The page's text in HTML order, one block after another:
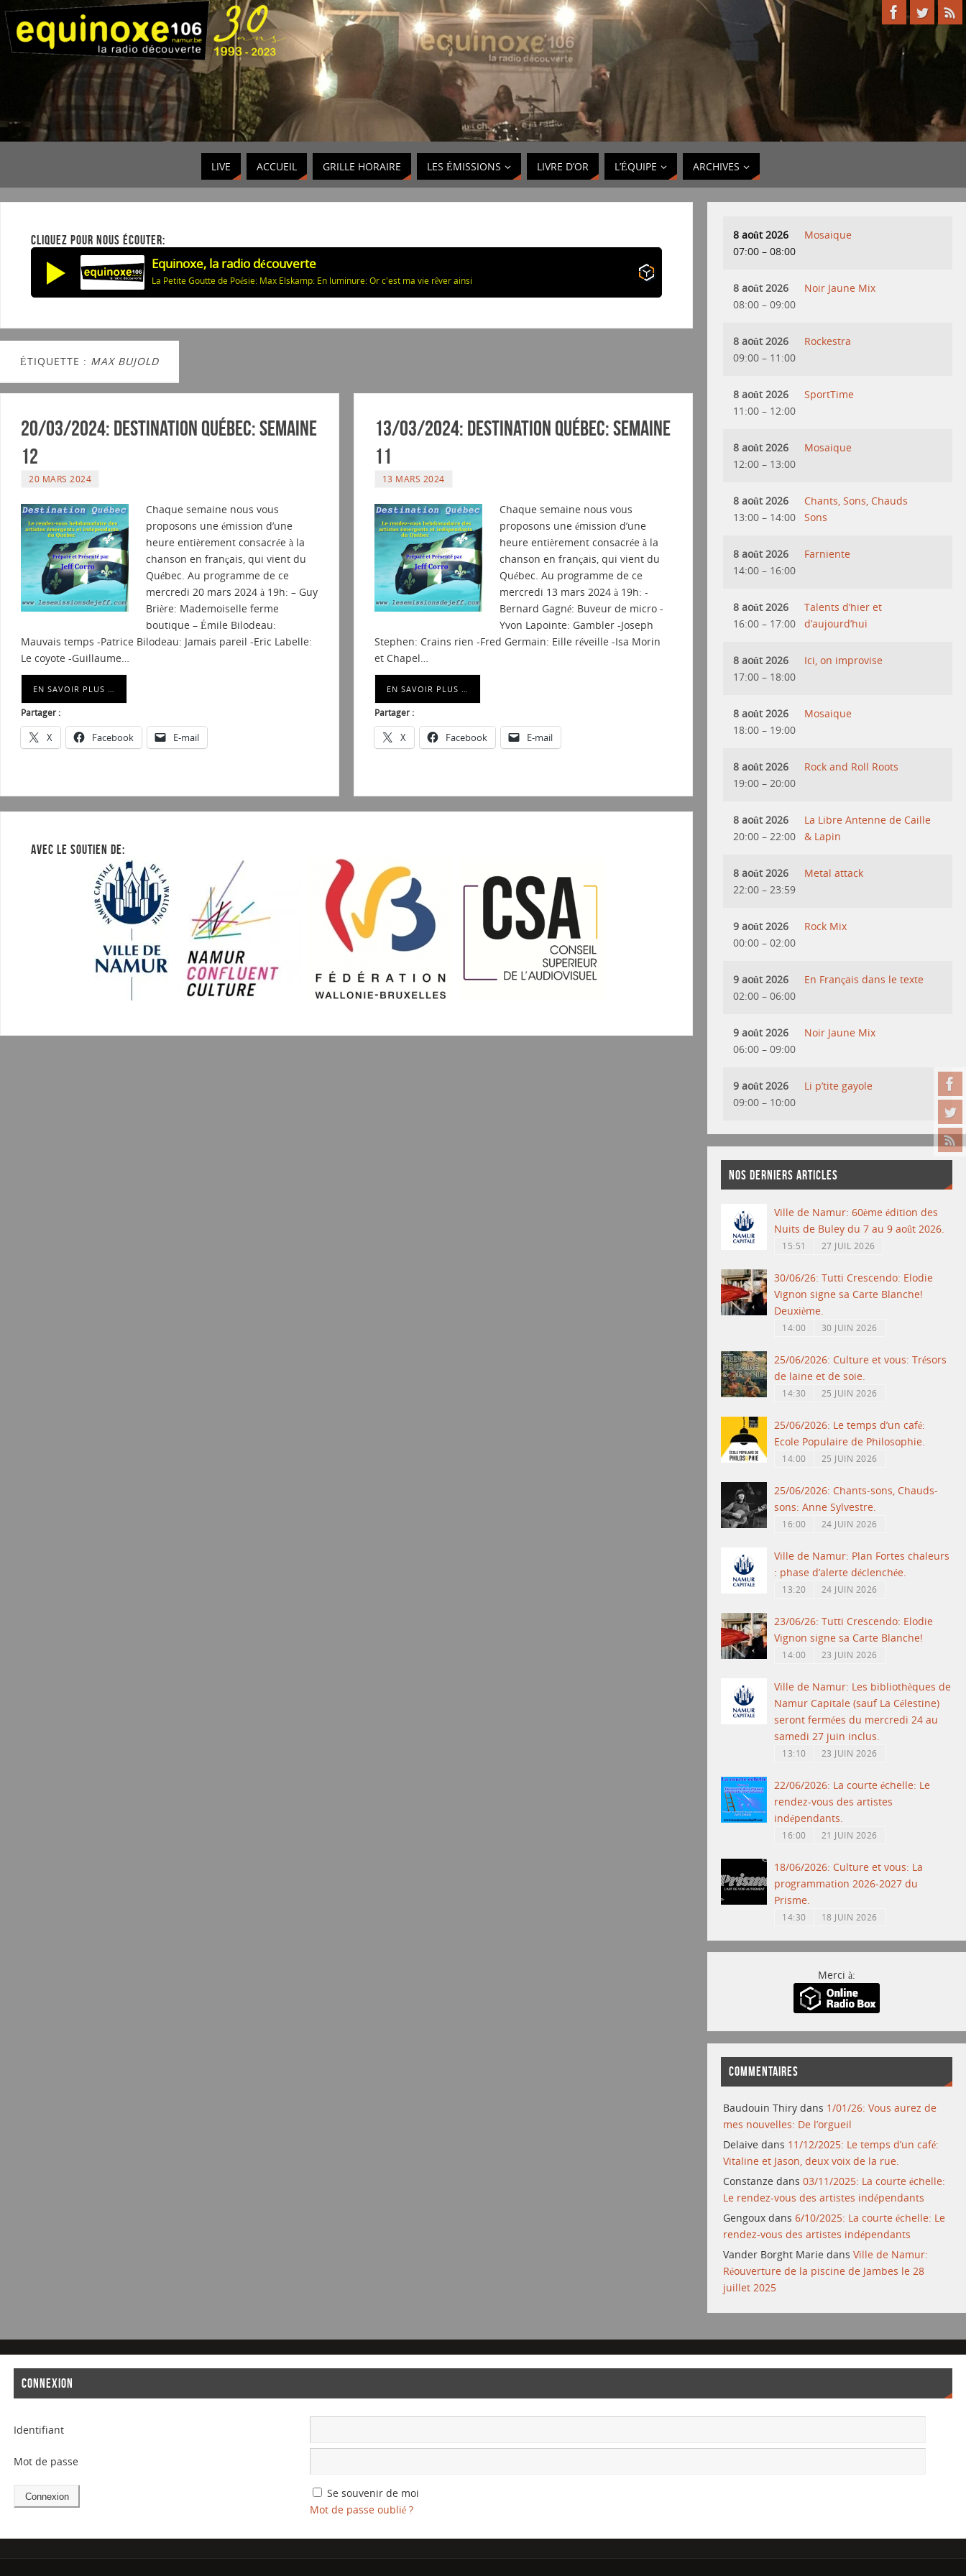
LIVE ACCUEIL GRILLE HORAIRE LES ÉMISSIONS LIVRE D’OR L’ÉQUIPE ARCHIVES
CLIQUEZ POUR NOUS ÉCOUTER:
Equinoxe, la radio découverte
La Petite Goutte de Poésie: Max Elskamp: En luminure: Or c'est ma vie rêver ainsi
ÉTIQUETTE : MAX BUJOLD
20/03/2024: Destination Québec: semaine
12
20 MARS 2024
Chaque semaine nous vous
proposons une émission d’une
heure entièrement consacrée à la
chanson en français, qui vient du
Québec. Au programme de ce
mercredi 20 mars 2024 à 19h: – Guy
Brière: Mademoiselle ferme
boutique – Émile Bilodeau:
Mauvais temps -Patrice Bilodeau: Jamais pareil -Eric Labelle:
Le coyote -Guillaume…
EN SAVOIR PLUS …
Partager :
X Facebook E-mail
13/03/2024: Destination Québec: semaine
11
13 MARS 2024
Chaque semaine nous vous
proposons une émission d’une
heure entièrement consacrée à la
chanson en français, qui vient du
Québec. Au programme de ce
mercredi 13 mars 2024 à 19h: -
Bernard Gagné: Buveur de micro -
Yvon Lapointe: Gambler -Joseph
Stephen: Crains rien -Fred Germain: Eille réveille -Isa Morin
et Chapel…
EN SAVOIR PLUS …
Partager :
X Facebook E-mail
AVEC LE SOUTIEN DE:
8 août 2026
07:00 – 08:00
Mosaique
8 août 2026
08:00 – 09:00
Noir Jaune Mix
8 août 2026
09:00 – 11:00
Rockestra
8 août 2026
11:00 – 12:00
SportTime
8 août 2026
12:00 – 13:00
Mosaique
8 août 2026
13:00 – 14:00
Chants, Sons, Chauds
Sons
8 août 2026
14:00 – 16:00
Farniente
8 août 2026
16:00 – 17:00
Talents d’hier et
d’aujourd’hui
8 août 2026
17:00 – 18:00
Ici, on improvise
8 août 2026
18:00 – 19:00
Mosaique
8 août 2026
19:00 – 20:00
Rock and Roll Roots
8 août 2026
20:00 – 22:00
La Libre Antenne de Caille
& Lapin
8 août 2026
22:00 – 23:59
Metal attack
9 août 2026
00:00 – 02:00
Rock Mix
9 août 2026
02:00 – 06:00
En Français dans le texte
9 août 2026
06:00 – 09:00
Noir Jaune Mix
9 août 2026
09:00 – 10:00
Li p’tite gayole
NOS DERNIERS ARTICLES
Ville de Namur: 60ème édition des
Nuits de Buley du 7 au 9 août 2026.
15:51 27 JUIL 2026
30/06/26: Tutti Crescendo: Elodie
Vignon signe sa Carte Blanche!
Deuxième.
14:00 30 JUIN 2026
25/06/2026: Culture et vous: Trésors
de laine et de soie.
14:30 25 JUIN 2026
25/06/2026: Le temps d’un café:
Ecole Populaire de Philosophie.
14:00 25 JUIN 2026
25/06/2026: Chants-sons, Chauds-
sons: Anne Sylvestre.
16:00 24 JUIN 2026
Ville de Namur: Plan Fortes chaleurs
: phase d’alerte déclenchée.
13:20 24 JUIN 2026
23/06/26: Tutti Crescendo: Elodie
Vignon signe sa Carte Blanche!
14:00 23 JUIN 2026
Ville de Namur: Les bibliothèques de
Namur Capitale (sauf La Célestine)
seront fermées du mercredi 24 au
samedi 27 juin inclus.
13:10 23 JUIN 2026
22/06/2026: La courte échelle: Le
rendez-vous des artistes
indépendants.
16:00 21 JUIN 2026
18/06/2026: Culture et vous: La
programmation 2026-2027 du
Prisme.
14:30 18 JUIN 2026
Merci à:
COMMENTAIRES
Baudouin Thiry dans 1/01/26: Vous aurez de
mes nouvelles: De l’orgueil
Delaive dans 11/12/2025: Le temps d’un café:
Vitaline et Jason, deux voix de la rue.
Constanze dans03/11/2025: La courte échelle:
Le rendez-vous des artistes indépendants
Gengoux dans6/10/2025: La courte échelle: Le
rendez-vous des artistes indépendants
Vander Borght Marie dansVille de Namur:
Réouverture de la piscine de Jambes le 28
juillet 2025
CONNEXION
Identifiant
Mot de passe
Se souvenir de moi
Mot de passe oublié ?